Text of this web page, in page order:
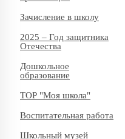
Зачисление в школу
2025 – Год защитника
Отечества
Дошкольное
образование
ТОР "Моя школа"
Воспитательная работа
Школьный музей